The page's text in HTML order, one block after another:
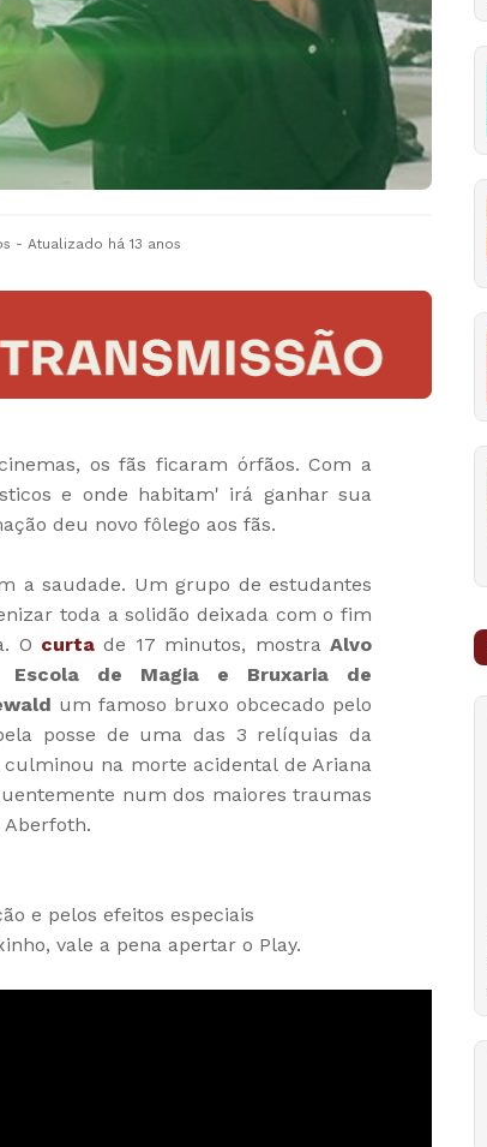
- Atualizado há 13 anos
os fãs ficaram órfãos. Com a
e onde habitam' irá ganhar sua
deu novo fôlego aos fãs.
a saudade. Um grupo de estudantes
toda a solidão deixada com o fim
O curtade 17 minutos, mostraAlvo
Escola de Magia e Bruxaria de
um famoso bruxo obcecado pelo
posse de uma das 3 relíquias da
culminou na morte acidental de Ariana
num dos maiores traumas
e pelos efeitos especiais
vale a pena apertar o Play.